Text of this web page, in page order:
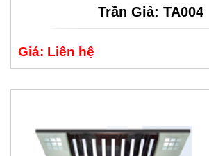
Trần Giả: TA004
Giá: Liên hệ